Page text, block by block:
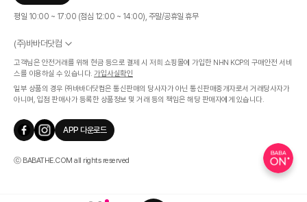
평일 10:00 ~ 17:00 (점심 12:00 ~ 14:00), 주말/공휴일 휴무
(주)바바더닷컴
서울특별시 서초구 신반포로 339, 논현빌딩 (대표이사 : 문인식)
사업자 등록번호 569-86-01308
통신판매업신고번호 제 2019 - 서울 서초 - 1268호
개인정보관리책임자 : 김효영
인증범위
온라인 쇼핑몰 서비스(바바더닷컴)
유효기간
2024.07.17 ~ 2027.07.16
고객님은 안전거래를 위해 현금 등으로 결제 시 저희 쇼핑몰에 가입한 NHN KCP의 구매안전 서비
스를 이용하실 수 있습니다. 가입사실확인
일부 상품의 경우 ㈜바바더닷컴은 통신판매의 당사자가 아닌 통신판매중개자로서 거래당사자가
아니며, 입점 판매사가 등록한 상품정보 및 거래 등의 책임은 해당 판매자에게 있습니다.
APP 다운로드
ⓒ BABATHE.COM all rights reserved